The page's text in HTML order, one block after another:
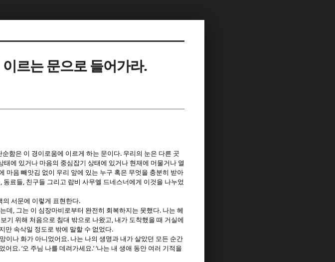
르는 문으로 들어가라.
순함은 이 경이로움에 이르게 하는 문이다. 우리의 눈은 다른 곳
태에 있거나 마음의 중심잡기 상태에 있거나 현재에 머물거나 열
마음 빼앗김 없이 우리 앞에 있는 누구 혹은 무엇을 충분히 받아
, 동료들, 친구들 그리고 랍비 사무엘 드네스너에게 이것을 나누었
의 서문에 이렇게 표현한다.
데 , 그는 이 심장마비로부터 완전히 회복하지는 못했다. 나는 헤
기 위해 처음으로 침대 밖으로 나왔고, 내가 도착했을 때 거실에
만 속삭일 정도로 밖에 말할 수 없었다.
이나 화가 아니었어요. 나는 나의 생명과 내가 살았던 모든 순간
어요. ‘오 주님 나를 데려가세요.’ ‘나는 내 생애 동안 여러 기적을